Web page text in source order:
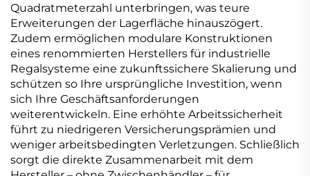
Quadratmeterzahl unterbringen, was teure
Erweiterungen der Lagerfläche hinauszögert.
Zudem ermöglichen modulare Konstruktionen
eines renommierten Herstellers für industrielle
Regalsysteme eine zukunftssichere Skalierung und
schützen so Ihre ursprüngliche Investition, wenn
sich Ihre Geschäftsanforderungen
weiterentwickeln. Eine erhöhte Arbeitssicherheit
führt zu niedrigeren Versicherungsprämien und
weniger arbeitsbedingten Verletzungen. Schließlich
sorgt die direkte Zusammenarbeit mit dem